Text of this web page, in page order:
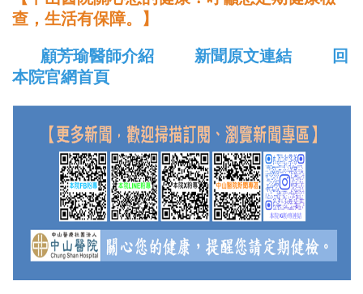
查，生活有保障。】
顧芳瑜醫師介紹
新聞原文連結
回
本院官網首頁